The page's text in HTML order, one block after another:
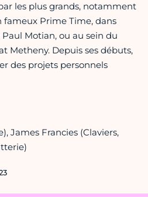
les plus grands, notamment
fameux Prime Time, dans
Motian, ou au sein du
Metheny. Depuis ses débuts,
des projets personnels
James Francies (Claviers,